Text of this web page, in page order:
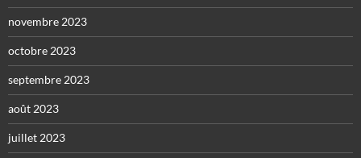
novembre 2023
octobre 2023
septembre 2023
août 2023
juillet 2023